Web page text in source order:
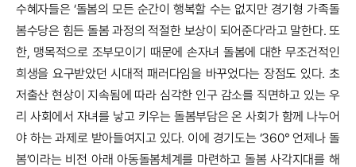
수혜자들은 ‘돌봄의 모든 순간이 행복할 수는 없지만 경기형 가족돌
봄수당은 힘든 돌봄 과정의 적절한 보상이 되어준다’라고 말한다. 또
한, 맹목적으로 조부모이기 때문에 손자녀 돌봄에 대한 무조건적인
희생을 요구받았던 시대적 패러다임을 바꾸었다는 장점도 있다. 초
저출산 현상이 지속됨에 따라 심각한 인구 감소를 직면하고 있는 우
리 사회에서 자녀를 낳고 키우는 돌봄부담은 온 사회가 함께 나누어
야 하는 과제로 받아들여지고 있다. 이에 경기도는 ‘360° 언제나 돌
봄’이라는 비전 아래 아동돌봄체계를 마련하고 돌봄 사각지대를 해